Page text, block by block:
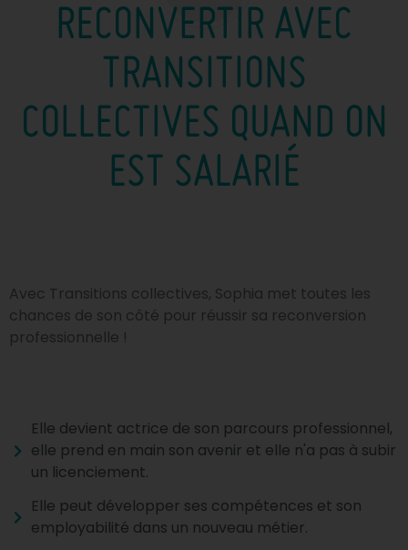
RECONVERTIR AVEC
TRANSITIONS
COLLECTIVES QUAND ON
EST SALARIÉ
Avec Transitions collectives, Sophia met toutes les
chances de son côté pour réussir sa reconversion
professionnelle !
Elle devient actrice de son parcours professionnel,
elle prend en main son avenir et elle n'a pas à subir
un licenciement.
Elle peut développer ses compétences et son
employabilité dans un nouveau métier.